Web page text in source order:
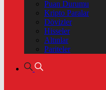
Puan Durumu
Kripto Paralar
Dövizler
Hisseler
Altınlar
Pariteler